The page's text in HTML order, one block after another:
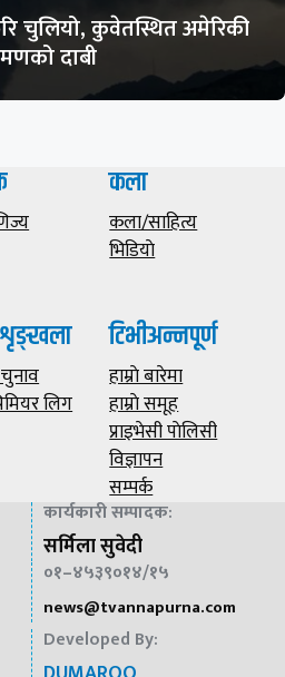
चुलियो, कुवेतस्थित अमेरिकी
दाबी
कला
कला/साहित्य
भिडियाे
लिग
टिभीअन्नपूर्ण
हाम्राे बारेमा
हाम्राे समूह
प्राइभेसी पाेलिसी
विज्ञापन
सम्पर्क
कार्यकारी सम्पादक:
सर्मिला सुवेदी
०१–४५३९०१४/१५
news@tvannapurna.com
Developed By: